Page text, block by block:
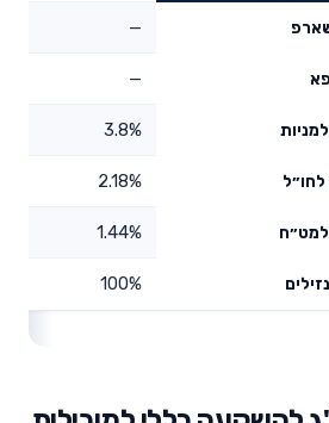
—
—
3.8%
2.18%
1.44%
100%